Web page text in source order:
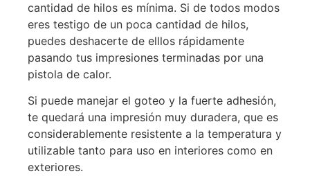
cantidad de hilos es mínima. Si de todos modos
eres testigo de un poca cantidad de hilos,
puedes deshacerte de elllos rápidamente
pasando tus impresiones terminadas por una
pistola de calor.
Si puede manejar el goteo y la fuerte adhesión,
te quedará una impresión muy duradera, que es
considerablemente resistente a la temperatura y
utilizable tanto para uso en interiores como en
exteriores.